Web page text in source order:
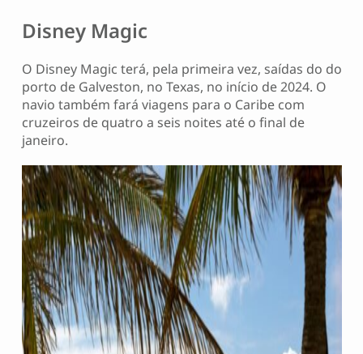
Disney Magic
O Disney Magic terá, pela primeira vez, saídas do do
porto de Galveston, no Texas, no início de 2024. O
navio também fará viagens para o Caribe com
cruzeiros de quatro a seis noites até o final de
janeiro.